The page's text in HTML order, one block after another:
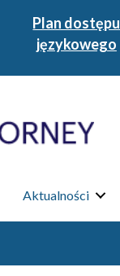
Plan dostępu
językowego
Aktualności